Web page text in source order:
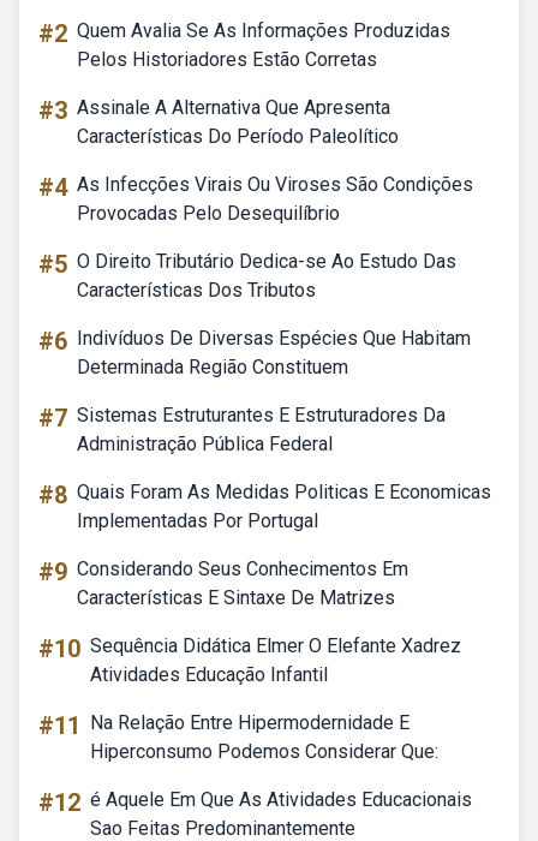
#2 Quem Avalia Se As Informações Produzidas
Pelos Historiadores Estão Corretas
#3 Assinale A Alternativa Que Apresenta
Características Do Período Paleolítico
#4 As Infecções Virais Ou Viroses São Condições
Provocadas Pelo Desequilíbrio
#5 O Direito Tributário Dedica-se Ao Estudo Das
Características Dos Tributos
#6 Indivíduos De Diversas Espécies Que Habitam
Determinada Região Constituem
#7 Sistemas Estruturantes E Estruturadores Da
Administração Pública Federal
#8 Quais Foram As Medidas Politicas E Economicas
Implementadas Por Portugal
#9 Considerando Seus Conhecimentos Em
Características E Sintaxe De Matrizes
#10 Sequência Didática Elmer O Elefante Xadrez
Atividades Educação Infantil
#11
Na Relação Entre Hipermodernidade E
Hiperconsumo Podemos Considerar Que:
#12 é Aquele Em Que As Atividades Educacionais
Sao Feitas Predominantemente